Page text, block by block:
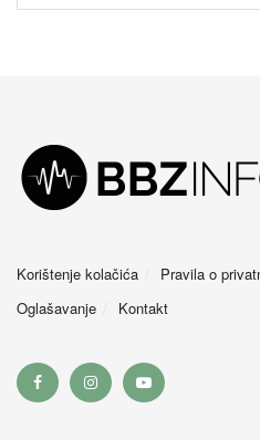
Korištenje kolačića Pravila o
Oglašavanje
Kontakt